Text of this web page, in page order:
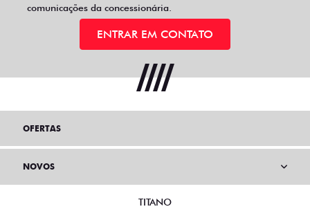
comunicações da concessionária.
ENTRAR EM CONTATO
OFERTAS
NOVOS
TITANO